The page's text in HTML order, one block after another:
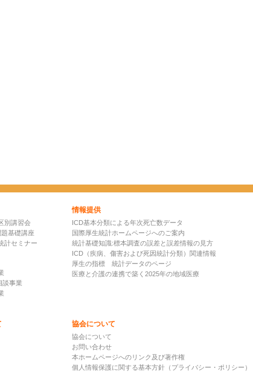
別講習会
基礎講座
計セミナー
談事業
情報提供
ICD基本分類による年次死亡数データ
国際厚生統計ホームページへのご案内
統計基礎知識:標本調査の誤差と誤差情報の見方
ICD（疾病、傷害および死因統計分類）関連情報
厚生の指標 統計データのページ
医療と介護の連携で築く2025年の地域医療
協会について
協会について
お問い合わせ
本ホームページへのリンク及び著作権
個人情報保護に関する基本方針（プライバシー・ポリシー）